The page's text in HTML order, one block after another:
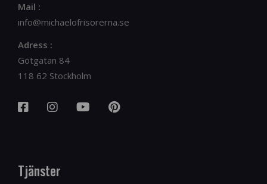
Mail :
info@michaelofrisorerna.se
Adress :
Götgatan 84
118 62 Stockholm
Tjänster